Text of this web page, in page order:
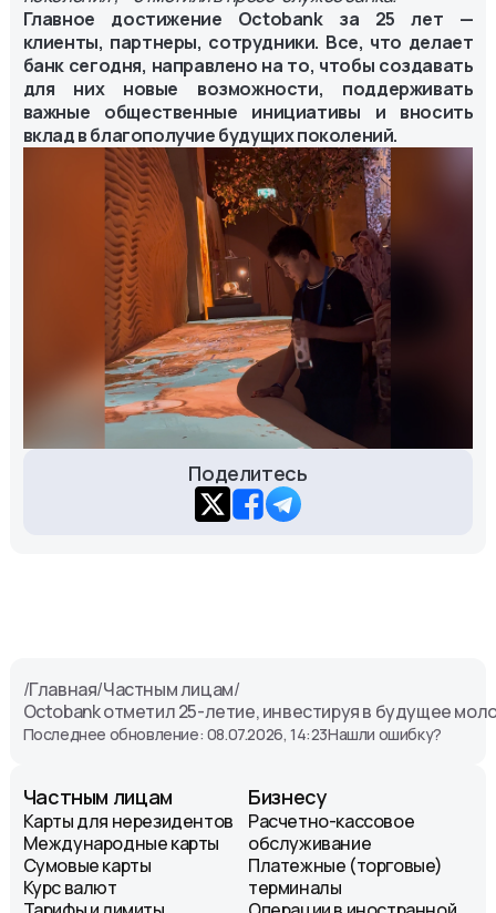
Главное достижение Octobank за 25 лет —
клиенты, партнеры, сотрудники. Все, что делает
банк сегодня, направлено на то, чтобы создавать
для них новые возможности, поддерживать
важные общественные инициативы и вносить
вклад в благополучие будущих поколений.
Поделитесь
/Главная/Частным лицам/
Octobank отметил 25-летие, инвестируя в будущее
Последнее обновление: 08.07.2026, 14:23Нашли ошибку?
Частным лицам
Карты для нерезидентов
Международные карты
Сумовые карты
Курс валют
Бизнесу
Расчетно-кассовое
обслуживание
Платежные (торговые)
терминалы